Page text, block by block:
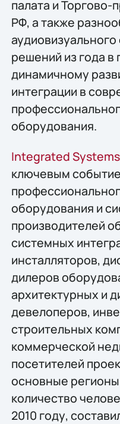
палата и
РФ, а также
решений из года в
динамичному
интеграции в
оборудования.
Integrated
ключевым
оборудования и
производителей
системных
инсталляторов,
дилеров
архитектурных и
девелоперов,
строительных
коммерческой
посетителей
основные
количество
2010 году,